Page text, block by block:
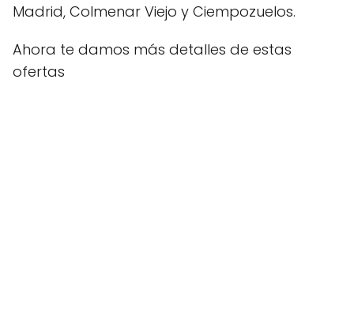
Madrid, Colmenar Viejo y Ciempozuelos.
Ahora te damos más detalles de estas
ofertas